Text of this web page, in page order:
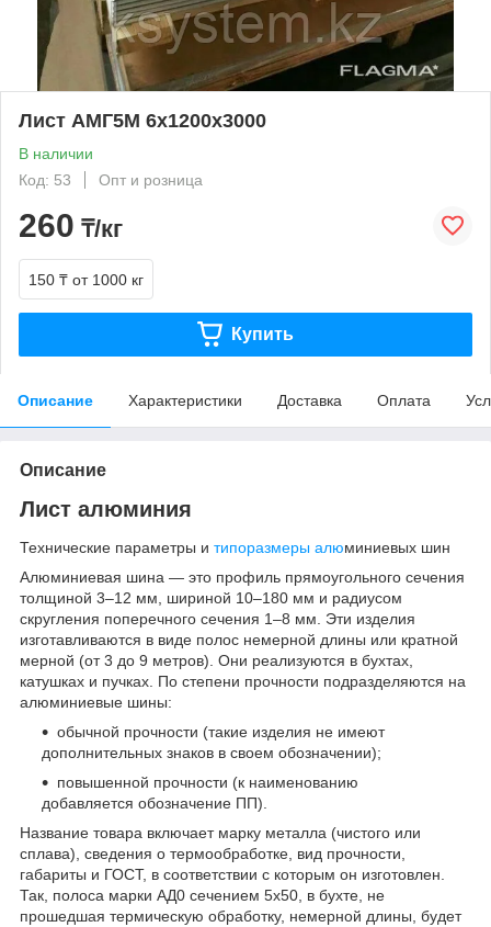
Лист АМГ5М 6х1200х3000
В наличии
Код: 53
Опт и розница
260 ₸/кг
150 ₸ от 1000 кг
Купить
Описание Характеристики Доставка Оплата
Описание
Лист алюминия
Технические параметры и типоразмеры алюминиевых шин
Алюминиевая шина — это профиль прямоугольного сечения
толщиной 3–12 мм, шириной 10–180 мм и радиусом
скругления поперечного сечения 1–8 мм. Эти изделия
изготавливаются в виде полос немерной длины или кратной
мерной (от 3 до 9 метров). Они реализуются в бухтах,
катушках и пучках. По степени прочности подразделяются на
алюминиевые шины:
обычной прочности (такие изделия не имеют
дополнительных знаков в своем обозначении);
повышенной прочности (к наименованию
добавляется обозначение ПП).
Название товара включает марку металла (чистого или
сплава), сведения о термообработке, вид прочности,
габариты и ГОСТ, в соответствии с которым он изготовлен.
Так, полоса марки АД0 сечением 5х50, в бухте, не
прошедшая термическую обработку, немерной длины, будет